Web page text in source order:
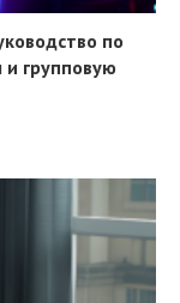
по
групповую